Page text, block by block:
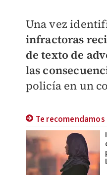
Una vez
infractoras
de texto de
las
policía en un
Te recomendamos